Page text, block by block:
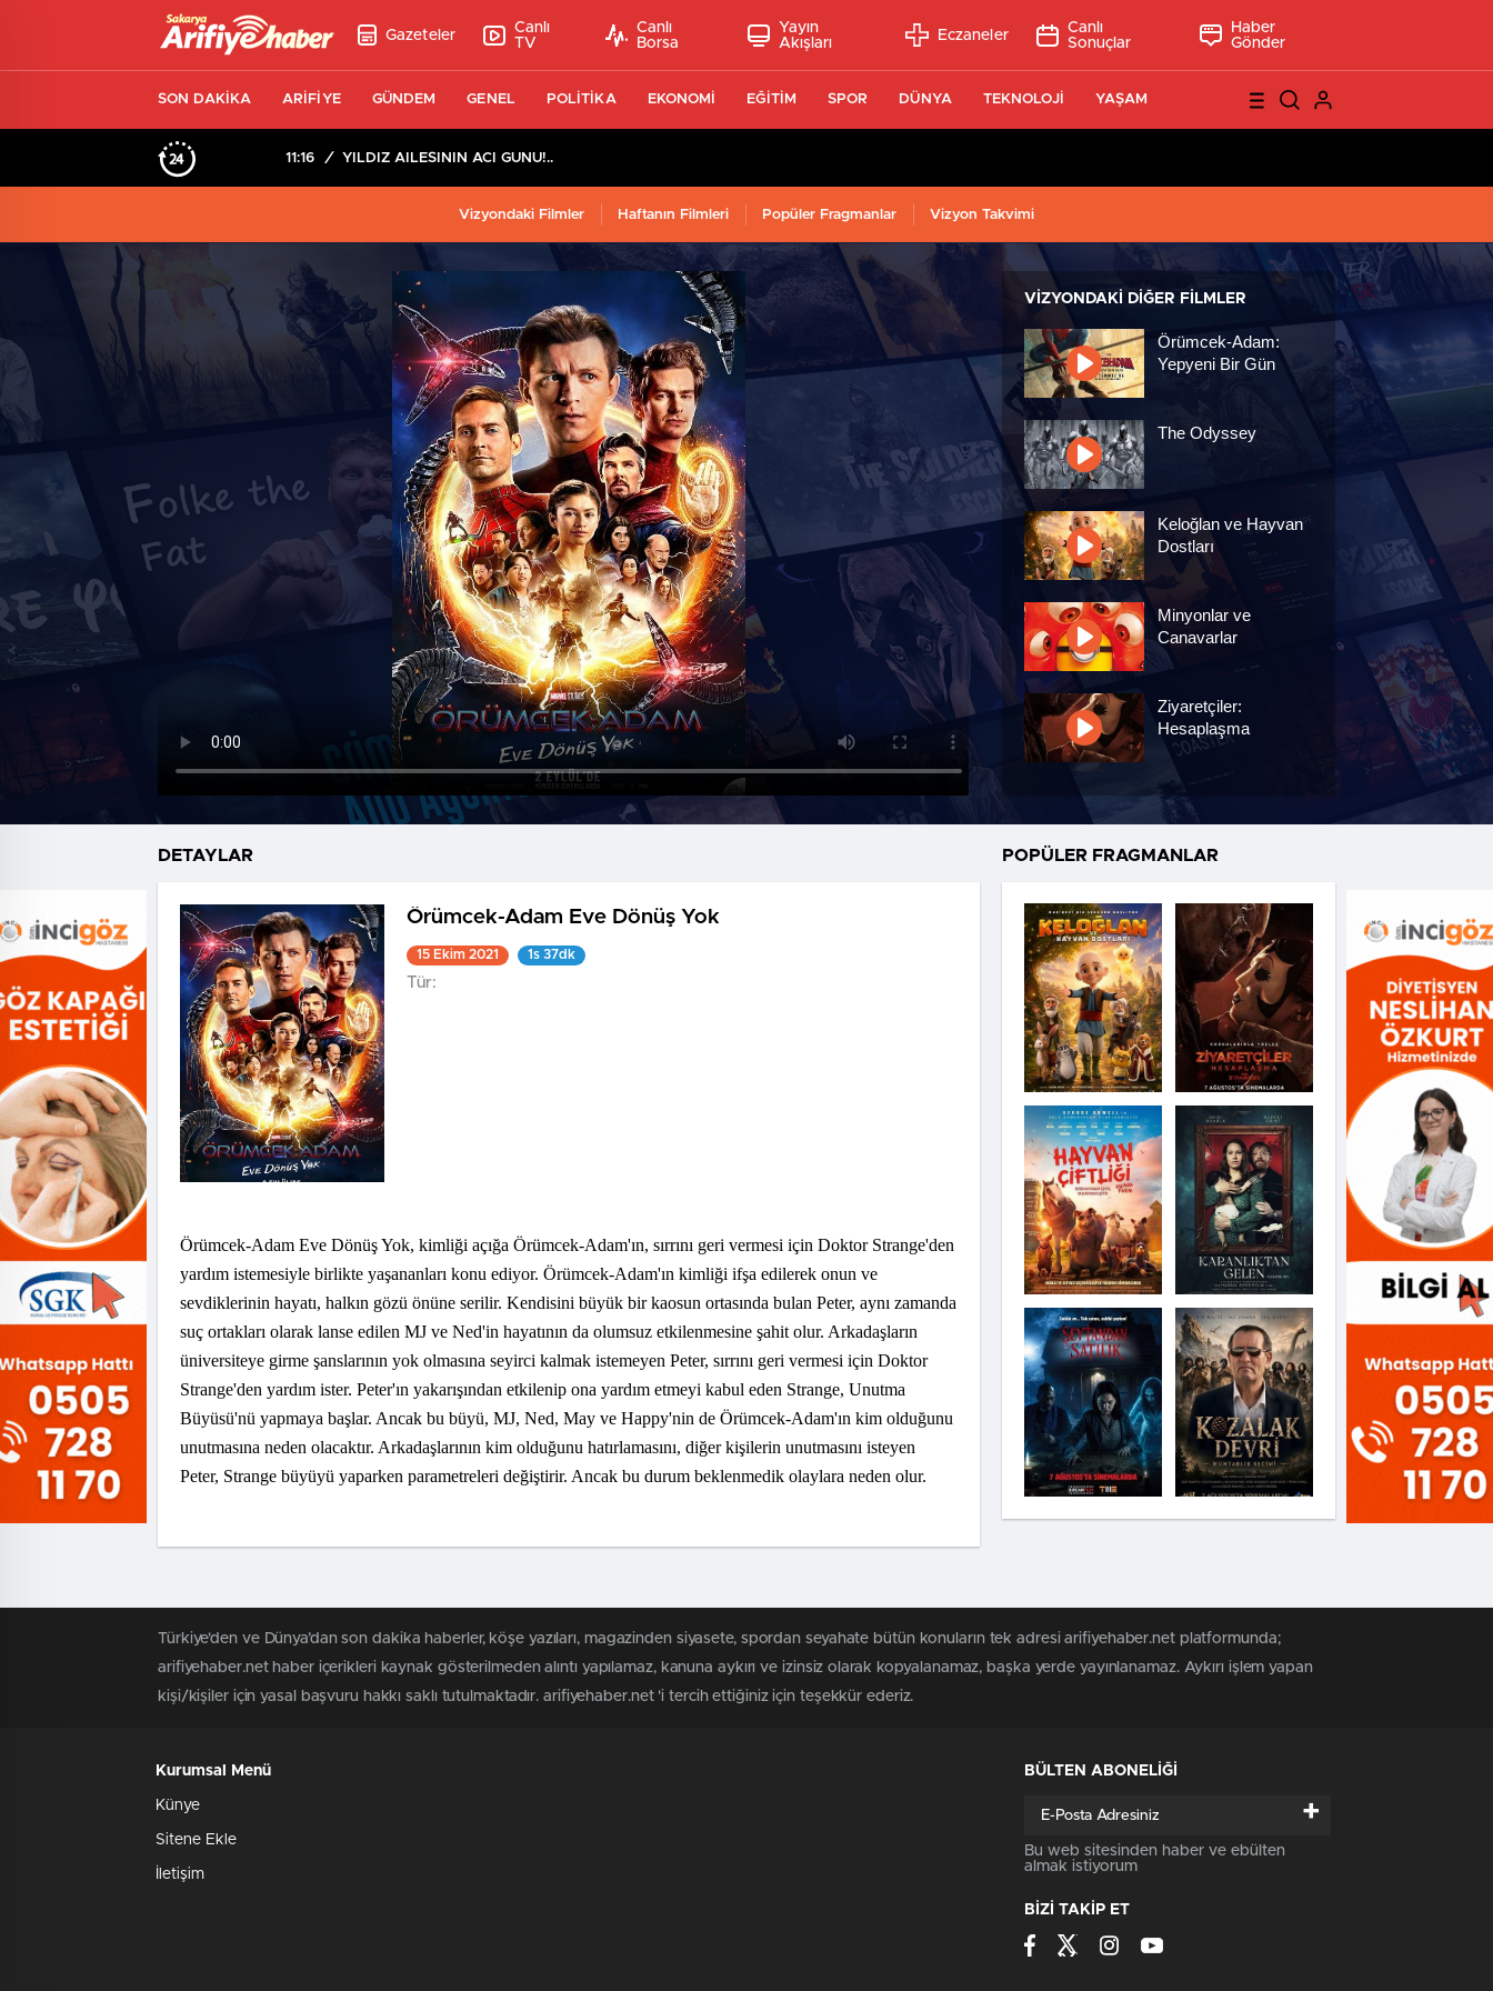
Gazeteler
Canlı
TV
Canlı
Borsa
Yayın
Akışları
Eczaneler
Canlı
Sonuçlar
Haber
Gönder
SON DAKİKA ARİFİYE GÜNDEM GENEL POLİTİKA EKONOMİ EĞİTİM SPOR DÜNYA TEKNOLOJİ YAŞAM
11:16 / YILDIZ AİLESİNİN ACI GÜNÜ!..
Vizyondaki Filmler Haftanın Filmleri Popüler Fragmanlar Vizyon Takvimi
VIZYONDAKI DIĞER FILMLER
Örümcek-Adam:
Yepyeni Bir Gün
The Odyssey
Keloğlan ve Hayvan
Dostları
Minyonlar ve
Canavarlar
Ziyaretçiler:
Hesaplaşma
Nasreddin Hoca:
Zaman Yolcusu 4
Hayvan Çiftliği
Karanlıktan Gelen
Şeytandan Satılık
Kozalak Devri
Moana
DETAYLAR
Örümcek-Adam Eve Dönüş Yok
15 Ekim 2021 1s 37dk
Tür:
Örümcek-Adam Eve Dönüş Yok, kimliği açığa Örümcek-Adam'ın, sırrını geri vermesi için Doktor Strange'den
yardım istemesiyle birlikte yaşananları konu ediyor. Örümcek-Adam'ın kimliği ifşa edilerek onun ve
sevdiklerinin hayatı, halkın gözü önüne serilir. Kendisini büyük bir kaosun ortasında bulan Peter, aynı zamanda
suç ortakları olarak lanse edilen MJ ve Ned'in hayatının da olumsuz etkilenmesine şahit olur. Arkadaşların
üniversiteye girme şanslarının yok olmasına seyirci kalmak istemeyen Peter, sırrını geri vermesi için Doktor
Strange'den yardım ister. Peter'ın yakarışından etkilenip ona yardım etmeyi kabul eden Strange, Unutma
Büyüsü'nü yapmaya başlar. Ancak bu büyü, MJ, Ned, May ve Happy'nin de Örümcek-Adam'ın kim olduğunu
unutmasına neden olacaktır. Arkadaşlarının kim olduğunu hatırlamasını, diğer kişilerin unutmasını isteyen
Peter, Strange büyüyü yaparken parametreleri değiştirir. Ancak bu durum beklenmedik olaylara neden olur.
POPÜLER FRAGMANLAR
Türkiye'den ve Dünya’dan son dakika haberler, köşe yazıları, magazinden siyasete, spordan seyahate bütün konuların tek adresi arifiyehaber.net platformunda;
arifiyehaber.net haber içerikleri kaynak gösterilmeden alıntı yapılamaz, kanuna aykırı ve izinsiz olarak kopyalanamaz, başka yerde yayınlanamaz. Aykırı işlem yapan
kişi/kişiler için yasal başvuru hakkı saklı tutulmaktadır. arifiyehaber.net 'i tercih ettiğiniz için teşekkür ederiz.
Kurumsal Menü
Künye
Sitene Ekle
İletişim
BÜLTEN ABONELİĞİ
+
Bu web sitesinden haber ve ebülten
almak istiyorum
BİZİ TAKİP ET